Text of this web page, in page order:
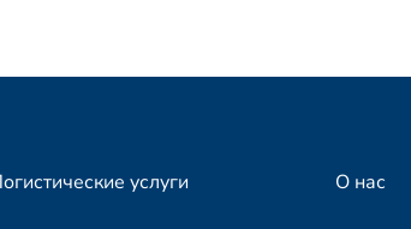
услуги О нас